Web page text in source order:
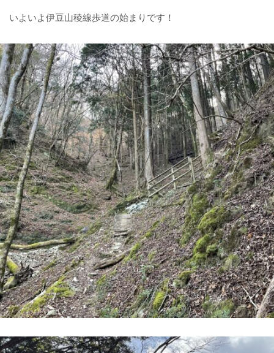
いよいよ伊豆山稜線歩道の始まりです！